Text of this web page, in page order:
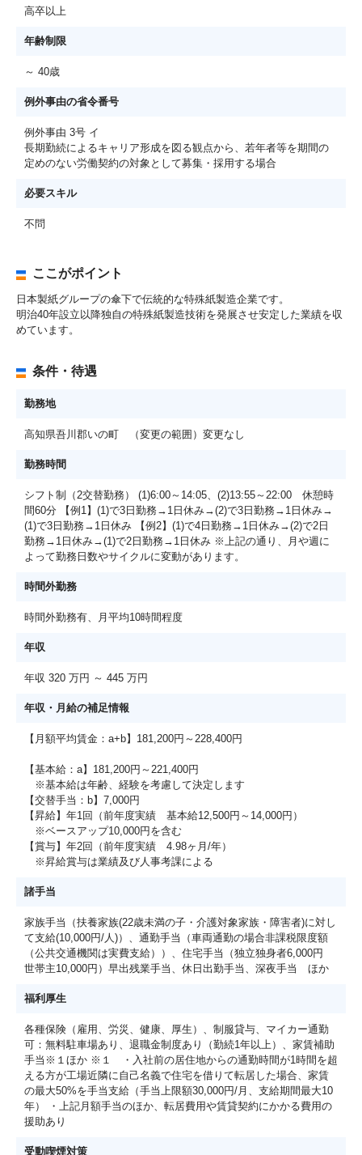
高卒以上
年齢制限
～ 40歳
例外事由の省令番号
例外事由 3号 イ
長期勤続によるキャリア形成を図る観点から、若年者等を期間の
定めのない労働契約の対象として募集・採用する場合
必要スキル
不問
ここがポイント
日本製紙グループの傘下で伝統的な特殊紙製造企業です。
明治40年設立以降独自の特殊紙製造技術を発展させ安定した業績を収
めています。
条件・待遇
勤務地
高知県吾川郡いの町 （変更の範囲）変更なし
勤務時間
シフト制（2交替勤務） (1)6:00～14:05、(2)13:55～22:00 休憩時
間60分 【例1】(1)で3日勤務→1日休み→(2)で3日勤務→1日休み→
(1)で3日勤務→1日休み 【例2】(1)で4日勤務→1日休み→(2)で2日
勤務→1日休み→(1)で2日勤務→1日休み ※上記の通り、月や週に
よって勤務日数やサイクルに変動があります。
時間外勤務
時間外勤務有、月平均10時間程度
年収
年収 320 万円 ～ 445 万円
年収・月給の補足情報
【月額平均賃金：a+b】181,200円～228,400円
【基本給：a】181,200円～221,400円
※基本給は年齢、経験を考慮して決定します
【交替手当：b】7,000円
【昇給】年1回（前年度実績 基本給12,500円～14,000円）
※ベースアップ10,000円を含む
【賞与】年2回（前年度実績 4.98ヶ月/年）
※昇給賞与は業績及び人事考課による
諸手当
家族手当（扶養家族(22歳未満の子・介護対象家族・障害者)に対し
て支給(10,000円/人)）、通勤手当（車両通勤の場合非課税限度額
（公共交通機関は実費支給））、住宅手当（独立独身者6,000円
世帯主10,000円）早出残業手当、休日出勤手当、深夜手当 ほか
福利厚生
各種保険（雇用、労災、健康、厚生）、制服貸与、マイカー通勤
可：無料駐車場あり、退職金制度あり（勤続1年以上）、家賃補助
手当※１ほか ※１ ・入社前の居住地からの通勤時間が1時間を超
える方が工場近隣に自己名義で住宅を借りて転居した場合、家賃
の最大50%を手当支給（手当上限額30,000円/月、支給期間最大10
年） ・上記月額手当のほか、転居費用や賃貸契約にかかる費用の
援助あり
受動喫煙対策